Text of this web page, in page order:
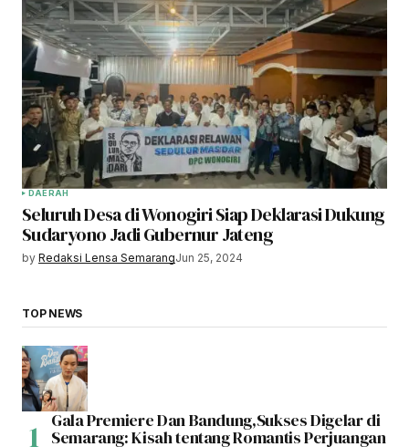
DAERAH
Seluruh Desa di Wonogiri Siap Deklarasi Dukung
Sudaryono Jadi Gubernur Jateng
by Redaksi Lensa SemarangJun 25, 2024
TOP NEWS
Gala Premiere Dan Bandung,Sukses Digelar di
Semarang: Kisah tentang Romantis Perjuangan